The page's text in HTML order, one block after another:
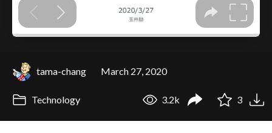
tama-chang March 27, 2020
Technology 3.2k 3